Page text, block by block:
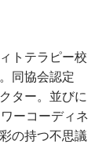
トテラピー校
同協会認定
ター。並びに
ーコーディネ
の持つ不思議